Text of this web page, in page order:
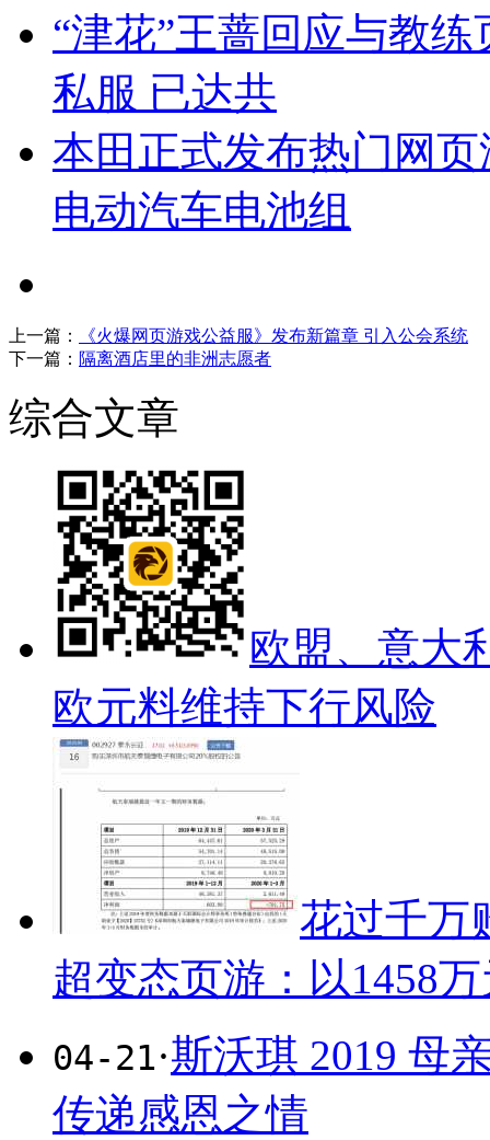
“津花”王蔷回应与教
私服 已达共
本田正式发布热门网
电动汽车电池组
上一篇：
《火爆网页游戏公益服》发布新篇章 引入公会系统
下一篇： 隔离酒店里的非洲志愿者
综合文章
欧盟、意大
欧元料维持下行风险
花过千万
超变态页游：以1458
04-21·斯沃琪 2019 母
传递感恩之情